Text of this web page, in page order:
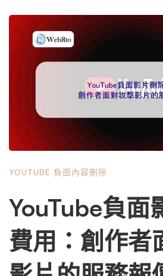
架機制」。 本文將剝開幣圈負面攻
您操作兩條最強而有力的檢舉路徑
權）被侵害；第二，主張隱私權或
途徑的法律基礎、處理速度與平台
用得當，甚至能在 24 小時內讓惡意
消失。 第一部份：為什麼選擇「著
非「內容不實」？ 在進入實戰操作
「這是言論自由的範疇，請雙方自行
「事實查核」申訴極度消極。 然而
權」屬於明確受法律嚴格保護的絕
禧年著作權法》（DMCA）與歐盟《
賦予平台「通知－取下」的強制義務
害了您的版權（例如盜用您的直播畫
YOUTUBE 負面內容刪除
YouTube負面
費用：創作者